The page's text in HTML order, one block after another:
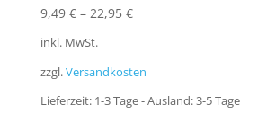
9,49 €– 22,95 €
inkl. MwSt.
zzgl.Versandkosten
Lieferzeit: 1-3 Tage - Ausland: 3-5 Tage